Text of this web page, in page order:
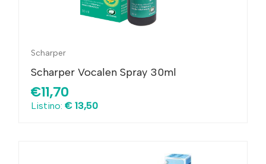
Scharper
Scharper Vocalen Spray 30ml
€11,70
Listino: € 13,50